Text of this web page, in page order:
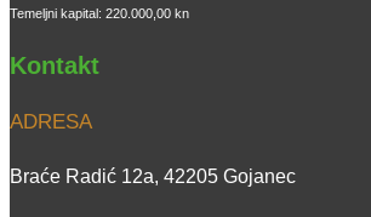
Temeljni kapital: 220.000,00 kn
Kontakt
ADRESA
Braće Radić 12a, 42205 Gojanec